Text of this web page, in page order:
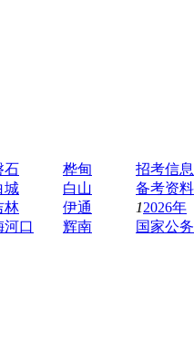
石
桦甸
城
白山
林
伊通
河口
辉南
招考信息
备考资料
12026年
国家公务